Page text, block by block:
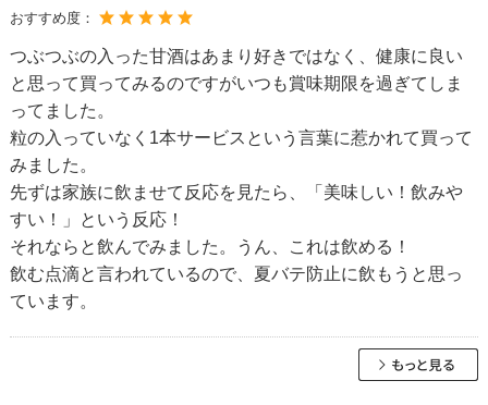
おすすめ度：
つぶつぶの入った甘酒はあまり好きではなく、健康に良い
と思って買ってみるのですがいつも賞味期限を過ぎてしま
ってました。
粒の入っていなく1本サービスという言葉に惹かれて買って
みました。
先ずは家族に飲ませて反応を見たら、「美味しい！飲みや
すい！」という反応！
それならと飲んでみました。うん、これは飲める！
飲む点滴と言われているので、夏バテ防止に飲もうと思っ
ています。